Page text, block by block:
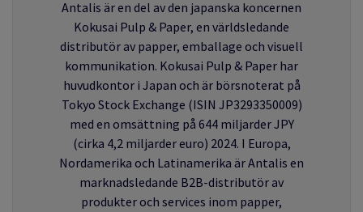
Antalis är en del av den japanska koncernen
Kokusai Pulp & Paper, en världsledande
distributör av papper, emballage och visuell
kommunikation. Kokusai Pulp & Paper har
huvudkontor i Japan och är börsnoterat på
Tokyo Stock Exchange (ISIN JP3293350009)
med en omsättning på 644 miljarder JPY
(cirka 4,2 miljarder euro) 2024. I Europa,
Nordamerika och Latinamerika är Antalis en
marknadsledande B2B-distributör av
produkter och services inom papper,